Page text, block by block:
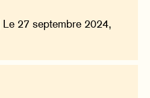
| Le 27 septembre 2024,